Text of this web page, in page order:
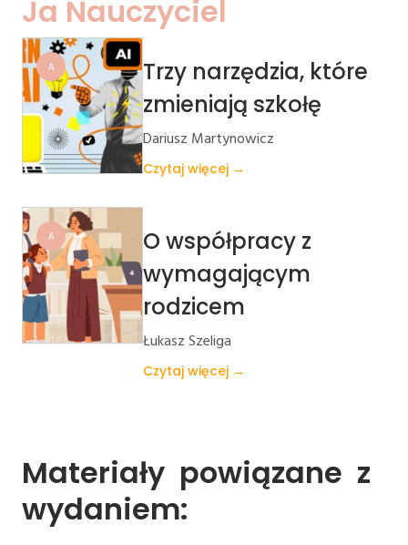
Ja Nauczyciel
A
Trzy narzędzia, które
zmieniają szkołę
Dariusz Martynowicz
Czytaj więcej →
A
O współpracy z
wymagającym
rodzicem
Łukasz Szeliga
Czytaj więcej →
Materiały powiązane z
wydaniem: